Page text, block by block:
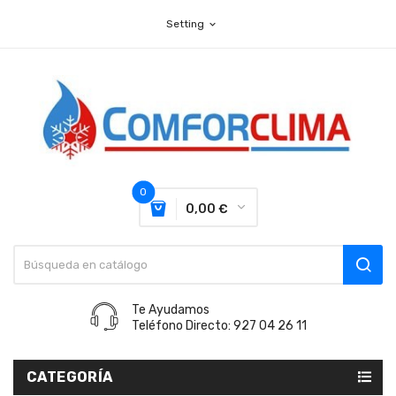
Setting expand_more
0
0,00 €
Te Ayudamos
Teléfono Directo: 927 04 26 11
CATEGORÍA